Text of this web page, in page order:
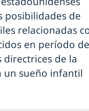
posibilidades de
relacionadas
en período de
directrices de la
un sueño infantil